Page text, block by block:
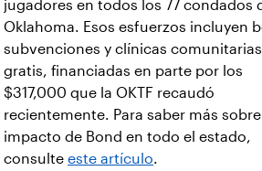
jugadores en todos los 77 condados
Oklahoma. Esos esfuerzos incluyen
subvenciones y clínicas comunitarias
gratis, financiadas en parte por los
$317,000 que la OKTF recaudó
recientemente. Para saber más sobre
impacto de Bond en todo el estado,
consulte este artículo.